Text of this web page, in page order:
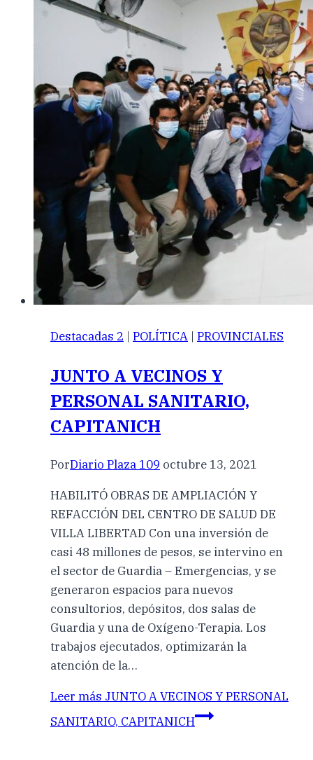
Destacadas 2 | POLÍTICA | PROVINCIALES
JUNTO A VECINOS Y
PERSONAL SANITARIO,
CAPITANICH
PorDiario Plaza 109 octubre 13, 2021
HABILITÓ OBRAS DE AMPLIACIÓN Y
REFACCIÓN DEL CENTRO DE SALUD DE
VILLA LIBERTAD Con una inversión de
casi 48 millones de pesos, se intervino en
el sector de Guardia – Emergencias, y se
generaron espacios para nuevos
consultorios, depósitos, dos salas de
Guardia y una de Oxígeno-Terapia. Los
trabajos ejecutados, optimizarán la
atención de la…
Leer más JUNTO A VECINOS Y PERSONAL
SANITARIO, CAPITANICH